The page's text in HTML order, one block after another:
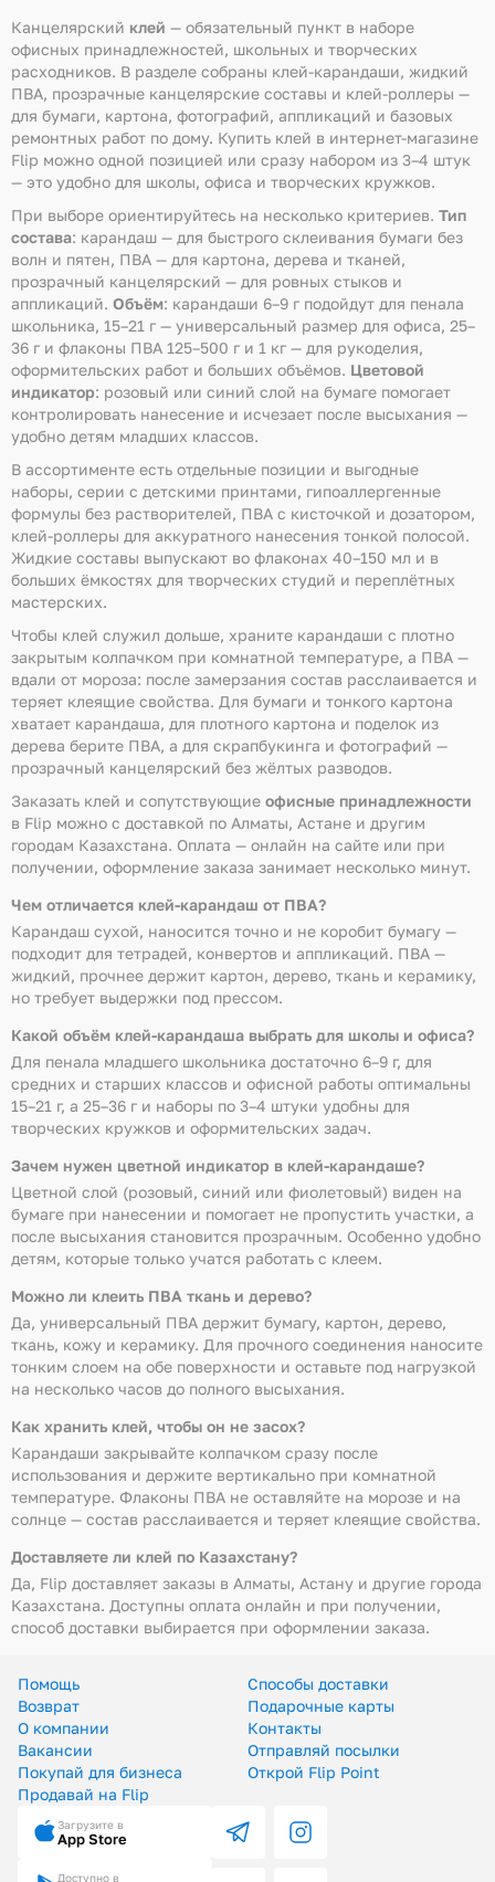
Канцелярский клей — обязательный пункт в наборе
офисных принадлежностей, школьных и творческих
расходников. В разделе собраны клей-карандаши, жидкий
ПВА, прозрачные канцелярские составы и клей-роллеры —
для бумаги, картона, фотографий, аппликаций и базовых
ремонтных работ по дому. Купить клей в интернет-магазине
Flip можно одной позицией или сразу набором из 3–4 штук
— это удобно для школы, офиса и творческих кружков.
При выборе ориентируйтесь на несколько критериев. Тип
состава: карандаш — для быстрого склеивания бумаги без
волн и пятен, ПВА — для картона, дерева и тканей,
прозрачный канцелярский — для ровных стыков и
аппликаций. Объём: карандаши 6–9 г подойдут для пенала
школьника, 15–21 г — универсальный размер для офиса, 25–
36 г и флаконы ПВА 125–500 г и 1 кг — для рукоделия,
оформительских работ и больших объёмов. Цветовой
индикатор: розовый или синий слой на бумаге помогает
контролировать нанесение и исчезает после высыхания —
удобно детям младших классов.
В ассортименте есть отдельные позиции и выгодные
наборы, серии с детскими принтами, гипоаллергенные
формулы без растворителей, ПВА с кисточкой и дозатором,
клей-роллеры для аккуратного нанесения тонкой полосой.
Жидкие составы выпускают во флаконах 40–150 мл и в
больших ёмкостях для творческих студий и переплётных
мастерских.
Чтобы клей служил дольше, храните карандаши с плотно
закрытым колпачком при комнатной температуре, а ПВА —
вдали от мороза: после замерзания состав расслаивается и
теряет клеящие свойства. Для бумаги и тонкого картона
хватает карандаша, для плотного картона и поделок из
дерева берите ПВА, а для скрапбукинга и фотографий —
прозрачный канцелярский без жёлтых разводов.
Заказать клей и сопутствующие офисные принадлежности
в Flip можно с доставкой по Алматы, Астане и другим
городам Казахстана. Оплата — онлайн на сайте или при
получении, оформление заказа занимает несколько минут.
Чем отличается клей-карандаш от ПВА?
Карандаш сухой, наносится точно и не коробит бумагу —
подходит для тетрадей, конвертов и аппликаций. ПВА —
жидкий, прочнее держит картон, дерево, ткань и керамику,
но требует выдержки под прессом.
Какой объём клей-карандаша выбрать для школы и офиса?
Для пенала младшего школьника достаточно 6–9 г, для
средних и старших классов и офисной работы оптимальны
15–21 г, а 25–36 г и наборы по 3–4 штуки удобны для
творческих кружков и оформительских задач.
Зачем нужен цветной индикатор в клей-карандаше?
Цветной слой (розовый, синий или фиолетовый) виден на
бумаге при нанесении и помогает не пропустить участки, а
после высыхания становится прозрачным. Особенно удобно
детям, которые только учатся работать с клеем.
Можно ли клеить ПВА ткань и дерево?
Да, универсальный ПВА держит бумагу, картон, дерево,
ткань, кожу и керамику. Для прочного соединения наносите
тонким слоем на обе поверхности и оставьте под нагрузкой
на несколько часов до полного высыхания.
Как хранить клей, чтобы он не засох?
Карандаши закрывайте колпачком сразу после
использования и держите вертикально при комнатной
температуре. Флаконы ПВА не оставляйте на морозе и на
солнце — состав расслаивается и теряет клеящие свойства.
Доставляете ли клей по Казахстану?
Да, Flip доставляет заказы в Алматы, Астану и другие города
Казахстана. Доступны оплата онлайн и при получении,
способ доставки выбирается при оформлении заказа.
Помощь
Способы доставки
Возврат
Подарочные карты
О компании
Контакты
Вакансии
Отправляй посылки
Покупай для бизнеса
Открой Flip Point
Продавай на Flip
Загрузите в
App Store
Доступно в